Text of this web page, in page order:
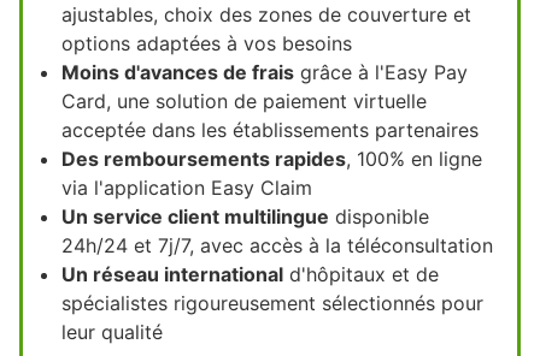
ajustables, choix des zones de couverture et
options adaptées à vos besoins
Moins d'avances de frais grâce à l'Easy Pay
Card, une solution de paiement virtuelle
acceptée dans les établissements partenaires
Des remboursements rapides, 100% en ligne
via l'application Easy Claim
Un service client multilingue disponible
24h/24 et 7j/7, avec accès à la téléconsultation
Un réseau international d'hôpitaux et de
spécialistes rigoureusement sélectionnés pour
leur qualité